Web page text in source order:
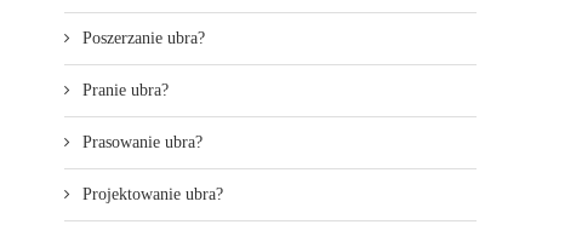
Poszerzanie ubra?
Pranie ubra?
Prasowanie ubra?
Projektowanie ubra?